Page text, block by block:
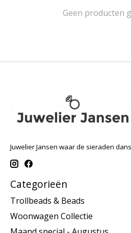
Geen producten
Juwelier Jansen waar de sieraden
Categorieën
Trollbeads & Beads
Woonwagen Collectie